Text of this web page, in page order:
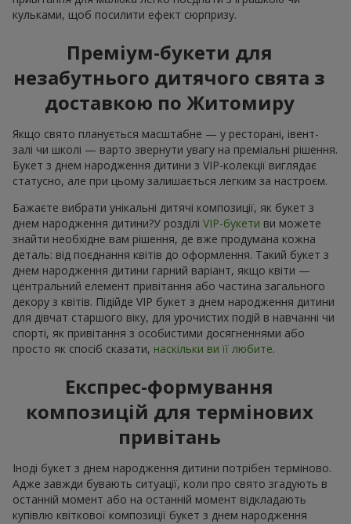
кульками, щоб посилити ефект сюрпризу.
Преміум-букети для
незабутнього дитячого свята з
доставкою по Житомиру
Якщо свято планується масштабне — у ресторані, івент-
залі чи школі — варто звернути увагу на преміальні рішення.
Букет з днем народження дитини з VIP-колекції виглядає
статусно, але при цьому залишається легким за настроєм.
Бажаєте вибрати унікальні дитячі композиції, як букет з
днем народження дитини?У розділі VIP-букети ви можете
знайти необхідне вам рішення, де вже продумана кожна
деталь: від поєднання квітів до оформлення. Такий букет з
днем народження дитини гарний варіант, якщо квіти —
центральний елемент привітання або частина загального
декору з квітів. Підійде VIP букет з днем народження дитини
для дівчат старшого віку, для урочистих подій в навчанні чи
спорті, як привітання з особистими досягненнями або
просто як спосіб сказати, наскільки ви її любите.
Експрес-формування
композицій для термінових
привітань
Іноді букет з днем народження дитини потрібен терміново.
Адже завжди бувають ситуації, коли про свято згадують в
останній момент або на останній момент відкладають
купівлю квіткової композиції букет з днем народження